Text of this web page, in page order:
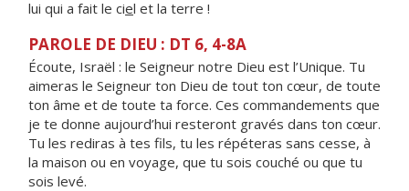
lui qui a fait le ciel et la terre !
PAROLE DE DIEU : DT 6, 4-8A
Écoute, Israël : le Seigneur notre Dieu est l’Unique. Tu
aimeras le Seigneur ton Dieu de tout ton cœur, de toute
ton âme et de toute ta force. Ces commandements que
je te donne aujourd’hui resteront gravés dans ton cœur.
Tu les rediras à tes fils, tu les répéteras sans cesse, à
la maison ou en voyage, que tu sois couché ou que tu
sois levé.